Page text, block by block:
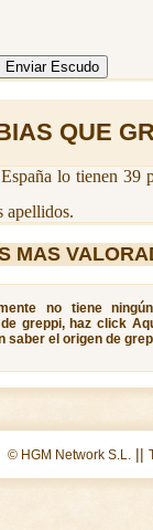
QUE
lo tienen 39
apellidos.
MAS
no tiene
greppi, haz click
saber el origen de
© HGM Network S.L. ||